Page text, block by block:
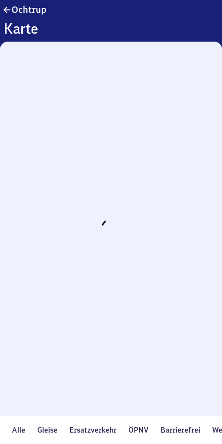
Ochtrup
Karte
Alle Gleise Ersatzverkehr ÖPNV Barrierefrei